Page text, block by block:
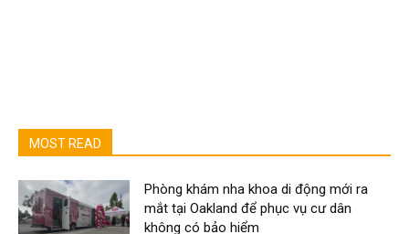
MOST READ
Phòng khám nha khoa di động mới ra
mắt tại Oakland để phục vụ cư dân
không có bảo hiểm